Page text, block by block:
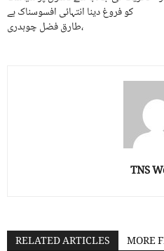
کو فروغ دینا انتہائی افسوسناک ہے
،طارق فضل چوہدری
TNS
RELATED ARTICLES MORE